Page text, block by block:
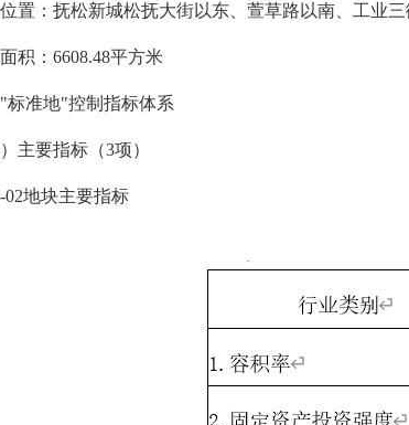
：抚松新城松抚大街以东、萱草路以南、工业三
：6608.48平方米
准地"控制指标体系
要指标（3项）
地块主要指标